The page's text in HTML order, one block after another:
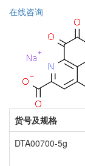
在线咨询
货号及规格
DTA00700-5g